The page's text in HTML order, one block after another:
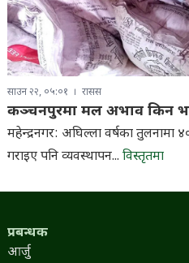
साउन २२, ०५:०१ रासस
कञ्चनपुरमा मल अभाव किन
महेन्द्रनगर: अघिल्ला वर्षका तुलनामा
गराइए पनि व्यवस्थापन... विस्तृतमा
प्रबन्धक
आर्जु